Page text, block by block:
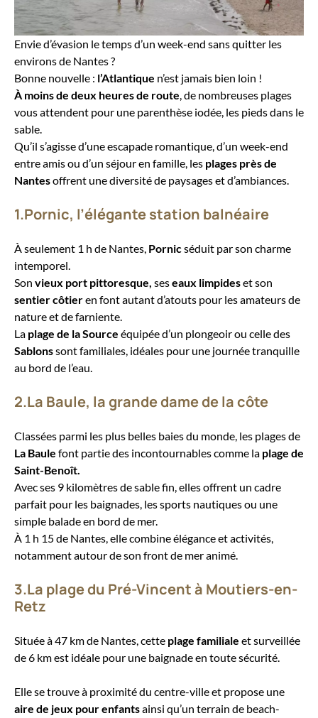
Envie d’évasion le temps d’un week-end sans quitter les
environs de Nantes ?
Bonne nouvelle : l’Atlantique n’est jamais bien loin !
À moins de deux heures de route, de nombreuses plages
vous attendent pour une parenthèse iodée, les pieds dans le
sable.
Qu’il s’agisse d’une escapade romantique, d’un week-end
entre amis ou d’un séjour en famille, les plages près de
Nantesoffrent une diversité de paysages et d’ambiances.
1.Pornic, l’élégante station balnéaire
À seulement 1 h de Nantes, Pornicséduit par son charme
intemporel.
Son vieux port pittoresque, seseaux limpideset son
sentier côtieren font autant d’atouts pour les amateurs de
nature et de farniente.
La plage de la Source équipée d’un plongeoir ou celle des
Sablonssont familiales, idéales pour une journée tranquille
au bord de l’eau.
2.La Baule, la grande dame de la côte
Classées parmi les plus belles baies du monde, les plages de
La Baule font partie des incontournables comme la plage de
Saint-Benoît.
Avec ses 9 kilomètres de sable fin, elles offrent un cadre
parfait pour les baignades, les sports nautiques ou une
simple balade en bord de mer.
À 1 h 15 de Nantes, elle combine élégance et activités,
notamment autour de son front de mer animé.
3.La plage du Pré-Vincent à Moutiers-en-
Retz
Située à 47 km de Nantes, cette plage familiale et surveillée
de 6 km est idéale pour une baignade en toute sécurité.
Elle se trouve à proximité du centre-ville et propose une
aire de jeux pour enfantsainsi qu’un terrain de beach-